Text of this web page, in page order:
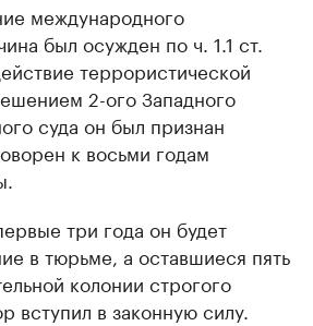
международного
был осужден по ч. 1.1 ст.
террористической
2-ого Западного
суда он был признан
к восьми годам
три года он будет
в тюрьме, а оставшиеся пять
колонии строгого
вступил в законную силу.